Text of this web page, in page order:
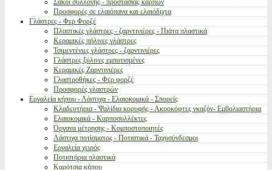
Σάκοι συλλογής - προστασίας καρπών
Προσφορές σε ελαιόπανα και ελαιόδιχτα
Γλάστρες - Φερ Φορζέ
Πλαστικές γλάστρες - ζαρντινιέρες - Πιάτα πλαστικά
Κεραμικές πήλινες γλάστρες
Τσιμεντένιες γλάστρες - ζαρντινιέρες
Γλάστρες ξύλινες εμποτισμένες
Κεραμικές Ζαρντινιέρες
Γλαστροθήκες - Φέρ φορζέ
Προσφορές γλαστρών
Εργαλεία κήπου - Λάστιχα - Ελαιοκομικά - Σπορείς
Κλαδευτήρια - Ψαλίδια κορυφής - Ακροκόφτες γκαζόν- Εμβολιαστήρια
Ελαιοκομικά - Καρποσυλλέκτες
Όργανα μέτρησης - Κομποστοποιητές
Λάστιχα ποτίσματος - Ποτιστικά - Ταχυσύνδεσμοι
Εργαλεία χειρός
Ποτιστήρια πλαστικά
Καρότσια κήπου